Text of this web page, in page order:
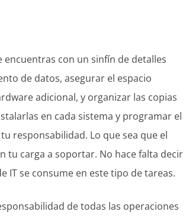
encuentras con un sinfín de detalles
de datos, asegurar el espacio
adicional, y organizar las copias
en cada sistema y programar el
responsabilidad. Lo que sea que el
tu carga a soportar. No hace falta decir
IT se consume en este tipo de tareas.
de todas las operaciones